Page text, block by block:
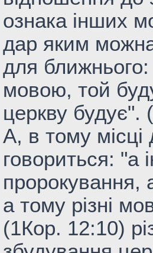
ознака інших
дар яким
для
мовою, той
церкву будує".
А, в тому
говориться: "а
пророкування,
а тому різні
(1Кор. 12:10)